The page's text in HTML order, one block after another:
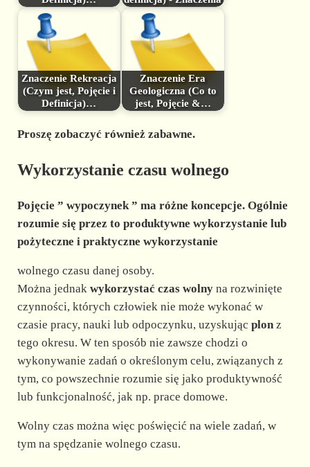
Znaczenie Rekreacja
(Czym jest, Pojęcie i
Definicja)…
Znaczenie Era
Geologiczna (Co to
jest, Pojęcie &…
Proszę zobaczyć również zabawne.
Wykorzystanie czasu wolnego
Pojęcie ” wypoczynek” ma różne koncepcje. Ogólnie
rozumie się przez to produktywne wykorzystanie lub
pożyteczne i praktyczne wykorzystanie
wolnego czasu danej osoby.
Można jednak wykorzystać czas wolnyna rozwinięte
czynności, których człowiek nie może wykonać w
czasie pracy, nauki lub odpoczynku, uzyskując plonz
tego okresu. W ten sposób nie zawsze chodzi o
wykonywanie zadań o określonym celu, związanych z
tym, co powszechnie rozumie się jako produktywność
lub funkcjonalność, jak np. prace domowe.
Wolny czas można więc poświęcić na wiele zadań, w
tym na spędzanie wolnego czasu.